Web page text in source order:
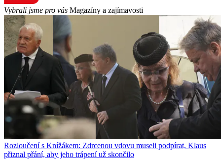
Vybrali jsme pro vás Magazíny a zajímavosti
Rozloučení s Knížákem: Zdrcenou vdovu museli podpírat, Klaus
přiznal přání, aby jeho trápení už skončilo